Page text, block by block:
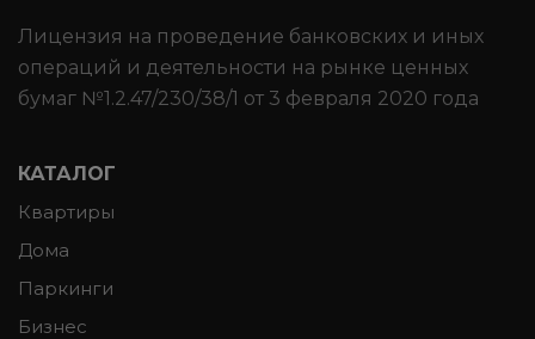
Лицензия на проведение банковских и иных
операций и деятельности на рынке ценных
бумаг №1.2.47/230/38/1 от 3 февраля 2020 года
КАТАЛОГ
Квартиры
Дома
Паркинги
Бизнес